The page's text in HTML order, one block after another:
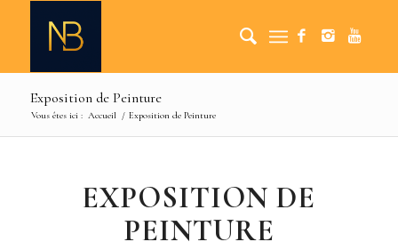
Exposition de Peinture
Vous êtes ici : Accueil / Exposition de Peinture
EXPOSITION DE
PEINTURE